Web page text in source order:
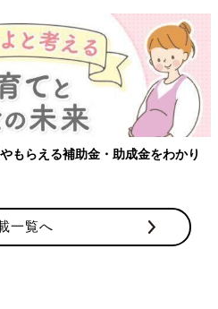
】妊婦の感染症対策、知っておいて
一覧へ